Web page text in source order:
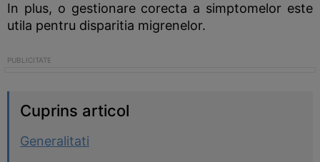
In plus, o gestionare corecta a simptomelor este
utila pentru disparitia migrenelor.
Cuprins articol
Generalitati